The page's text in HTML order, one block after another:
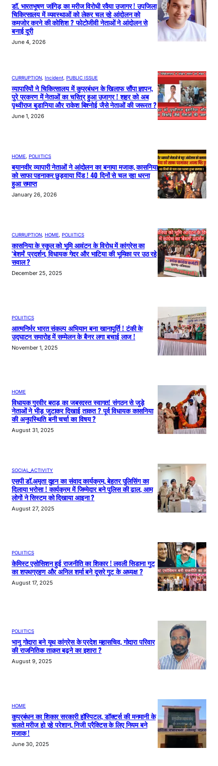
डॉ. भारतभूषण जांगिड़ का मरीज विरोधी रवैया उजागर ! उपजिला
चिकित्सालय में व्यवस्थाओं को लेकर चल रहे आंदोलन को
कमजोर करने की कोशिश ? फोटोजीवी नेताओं ने आंदोलन से
बनाई दूरी
June 4, 2026
CURRUPTION, Incident, PUBLIC ISSUE
व्यापारियों ने चिकित्सालय में कुप्रबंधन के खिलाफ सौंपा ज्ञापन,
पुरे प्रकरण में नेताओं का चरित्र हुआ उजागर ! शहर को अब
पृथ्वीराज बुडानिया और राकेश बिश्नोई जैसे नेताओं की जरूरत ?
June 1, 2026
HOME POLIITICS
बयानवीर व्यापारी नेताओं ने आंदोलन का बनाया मजाक, कासनिया
को साफा पहनाकर छुड़वाया पिंड ! 40 दिनों से चल रहा धरना
हुआ समाप्त
January 26, 2026
CURRUPTION HOME POLIITICS
कासनिया के स्कूल को भूमि आवंटन के विरोध में कांग्रेस का
‘बेशर्म’ प्रदर्शन, विधायक गेदर और भाटिया की भूमिका पर उठ रहे
सवाल ?
December 25, 2025
POLIITICS
आत्मनिर्भर भारत संकल्प अभियान बना खानापूर्ति ! टंकी के
उद्घाटन समारोह में सम्मेलन के बैनर लगा बचाई लाज !
November 1, 2025
HOME
विधायक गुरवीर बराड़ का जबरदस्त स्वागत! संगठन से जुड़े
नेताओं ने भीड़ जुटाकर दिखाई ताकत ? पूर्व विधायक कासनिया
की अनुपस्थिति बनी चर्चा का विषय ?
August 31, 2025
SOCIAL_ACTIVITY
एसपी डॉ.अमृता दुहन का संवाद कार्यक्रम, बेहतर पुलिसिंग का
दिलाया भरोसा ! कार्यक्रम में जिम्मेदार बने पुलिस की ढाल, आम
लोगों ने सिस्टम को दिखाया आइना ?
August 27, 2025
POLIITICS
केमिस्ट एसोसिशन हुई राजनीति का शिकार ! लवली सिडाना गुट
का शपथग्रहण और अनिल शर्मा बने दूसरे गुट के अध्यक्ष ?
August 17, 2025
POLIITICS
भानु गोदारा बने यूथ कांग्रेस के प्रदेश महासचिव, गोदारा परिवार
की राजनितिक ताक़त बढ़ने का इशारा ?
August 9, 2025
HOME
कुप्रबंधन का शिकार सरकारी हॉस्पिटल, डॉक्टर्स की मनमानी के
चलते मरीज हो रहे परेशान, निजी प्रैक्टिस के लिए नियम बने
मजाक !
June 30, 2025